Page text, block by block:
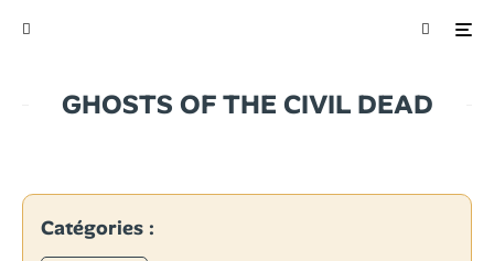
GHOSTS OF THE CIVIL DEAD
Catégories :